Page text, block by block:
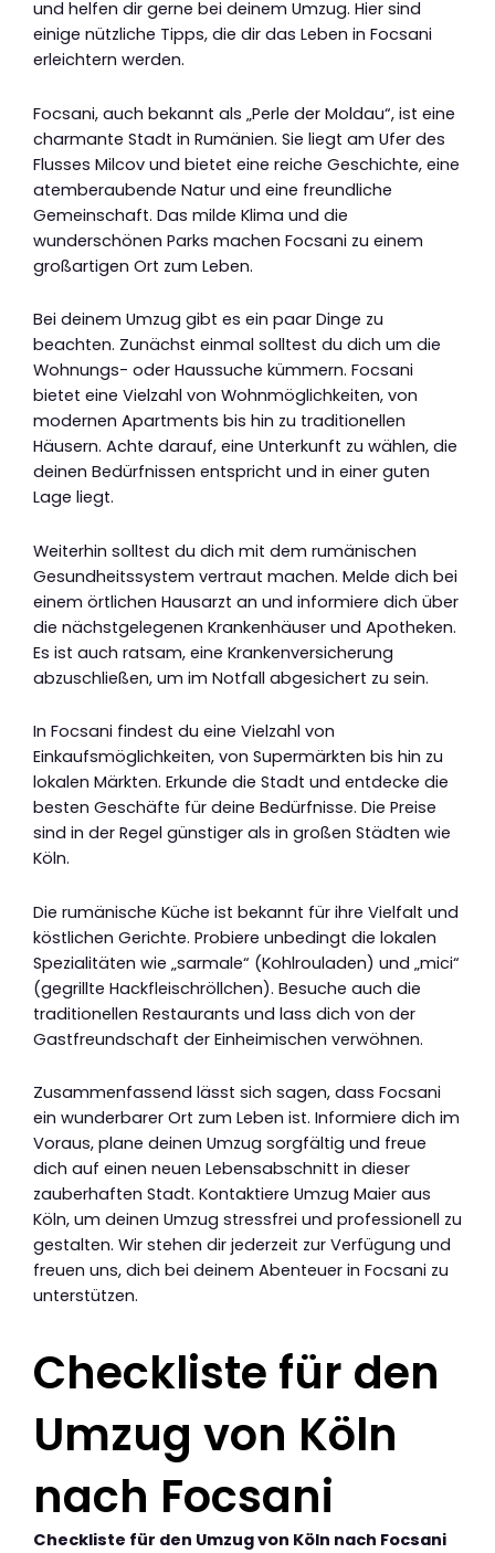
und helfen dir gerne bei deinem Umzug. Hier sind
einige nützliche Tipps, die dir das Leben in Focsani
erleichtern werden.
Focsani, auch bekannt als „Perle der Moldau“, ist eine
charmante Stadt in Rumänien. Sie liegt am Ufer des
Flusses Milcov und bietet eine reiche Geschichte, eine
atemberaubende Natur und eine freundliche
Gemeinschaft. Das milde Klima und die
wunderschönen Parks machen Focsani zu einem
großartigen Ort zum Leben.
Bei deinem Umzug gibt es ein paar Dinge zu
beachten. Zunächst einmal solltest du dich um die
Wohnungs- oder Haussuche kümmern. Focsani
bietet eine Vielzahl von Wohnmöglichkeiten, von
modernen Apartments bis hin zu traditionellen
Häusern. Achte darauf, eine Unterkunft zu wählen, die
deinen Bedürfnissen entspricht und in einer guten
Lage liegt.
Weiterhin solltest du dich mit dem rumänischen
Gesundheitssystem vertraut machen. Melde dich bei
einem örtlichen Hausarzt an und informiere dich über
die nächstgelegenen Krankenhäuser und Apotheken.
Es ist auch ratsam, eine Krankenversicherung
abzuschließen, um im Notfall abgesichert zu sein.
In Focsani findest du eine Vielzahl von
Einkaufsmöglichkeiten, von Supermärkten bis hin zu
lokalen Märkten. Erkunde die Stadt und entdecke die
besten Geschäfte für deine Bedürfnisse. Die Preise
sind in der Regel günstiger als in großen Städten wie
Köln.
Die rumänische Küche ist bekannt für ihre Vielfalt und
köstlichen Gerichte. Probiere unbedingt die lokalen
Spezialitäten wie „sarmale“ (Kohlrouladen) und „mici“
(gegrillte Hackfleischröllchen). Besuche auch die
traditionellen Restaurants und lass dich von der
Gastfreundschaft der Einheimischen verwöhnen.
Zusammenfassend lässt sich sagen, dass Focsani
ein wunderbarer Ort zum Leben ist. Informiere dich im
Voraus, plane deinen Umzug sorgfältig und freue
dich auf einen neuen Lebensabschnitt in dieser
zauberhaften Stadt. Kontaktiere Umzug Maier aus
Köln, um deinen Umzug stressfrei und professionell zu
gestalten. Wir stehen dir jederzeit zur Verfügung und
freuen uns, dich bei deinem Abenteuer in Focsani zu
unterstützen.
Checkliste für den
Umzug von Köln
nach Focsani
Checkliste für den Umzug von Köln nach Focsani